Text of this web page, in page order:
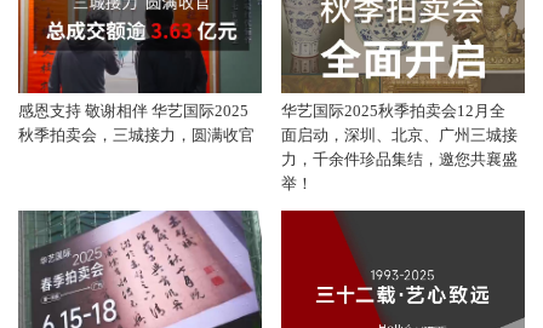
感恩支持 敬谢相伴 华艺国际2025
秋季拍卖会，三城接力，圆满收官
华艺国际2025秋季拍卖会12月全
面启动，深圳、北京、广州三城接
力，千余件珍品集结，邀您共襄盛
举！